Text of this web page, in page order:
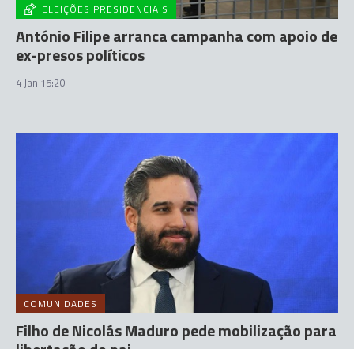
ELEIÇÕES PRESIDENCIAIS
António Filipe arranca campanha com apoio de
ex-presos políticos
4 Jan 15:20
COMUNIDADES
Filho de Nicolás Maduro pede mobilização para